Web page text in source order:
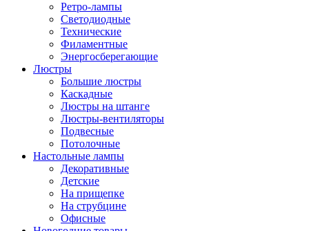
Ретро-лампы
Светодиодные
Технические
Филаментные
Энергосберегающие
Люстры
Большие люстры
Каскадные
Люстры на штанге
Люстры-вентиляторы
Подвесные
Потолочные
Настольные лампы
Декоративные
Детские
На прищепке
На струбцине
Офисные